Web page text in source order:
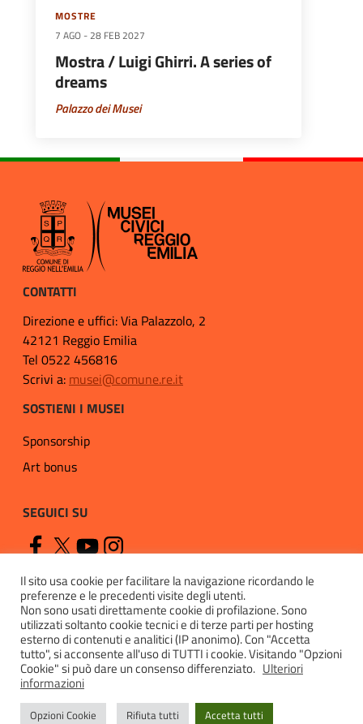
MOSTRE
7 AGO -28 FEB 2027
Mostra / Luigi Ghirri. A series of
dreams
Palazzo dei Musei
CONTATTI
Direzione e uffici: Via Palazzolo, 2
42121 Reggio Emilia
Tel 0522 456816
Scrivi a: musei@comune.re.it
SOSTIENI I MUSEI
Sponsorship
Art bonus
SEGUICI SU
Privacy
Cookie policy
Il sito usa cookie per facilitare la navigazione ricordando le
preferenze e le precedenti visite degli utenti.
Non sono usati direttamente cookie di profilazione. Sono
utilizzati soltanto cookie tecnici e di terze parti per hosting
esterno di contenuti e analitici (IP anonimo). Con "Accetta
tutto", si acconsente all'uso di TUTTI i cookie. Visitando "Opzioni
Cookie" si può dare un consenso differenziato. Ulteriori
informazioni
Opzioni Cookie Rifiuta tutti Accetta tutti